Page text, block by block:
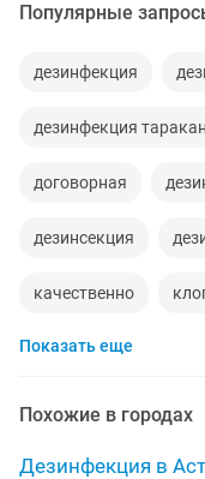
Популярные
дезинфекция
дезинфекция
договорная
дезинсекция
качественно
дезинсекция
дератизация
Показать еще
Похожие в городах
Дезинфекция в